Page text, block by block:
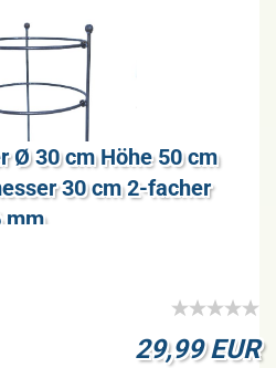
Ø 30 cm Höhe 50 cm
30 cm 2-​fa­cher
mm
29,99 EUR